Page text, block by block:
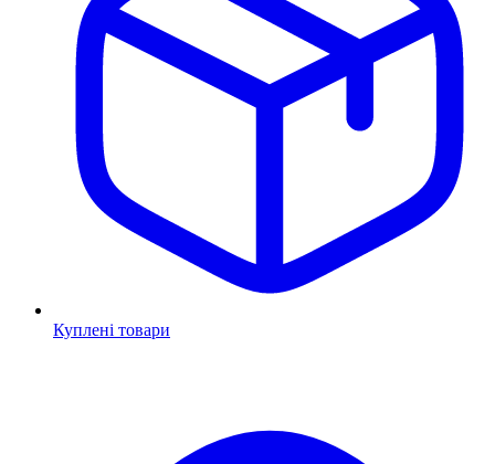
Куплені товари